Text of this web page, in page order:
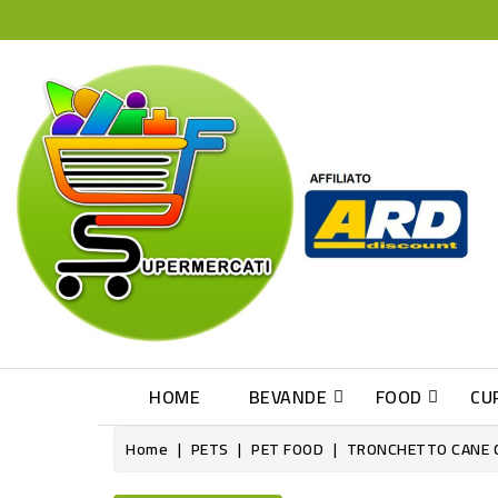
HOME BEVANDE FOOD
Home PETS PET FOOD TRONCHETTO CANE